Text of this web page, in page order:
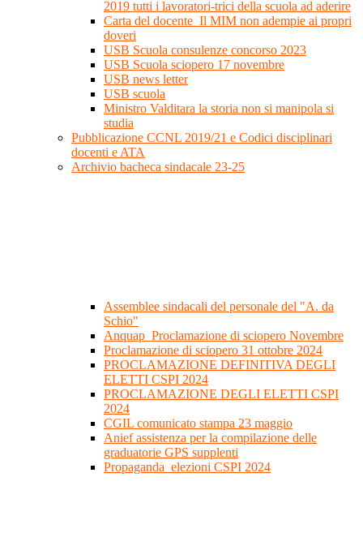
2019 tutti i lavoratori-trici della scuola ad aderire
Carta del docente_Il MIM non adempie ai propri
doveri
USB Scuola consulenze concorso 2023
USB Scuola sciopero 17 novembre
USB news letter
USB scuola
Ministro Valditara la storia non si manipola si
studia
Pubblicazione CCNL 2019/21 e Codici disciplinari
docenti e ATA
Archivio bacheca sindacale 23-25
Assemblee sindacali del personale del "A. da
Schio"
Anquap_Proclamazione di sciopero Novembre
Proclamazione di sciopero 31 ottobre 2024
PROCLAMAZIONE DEFINITIVA DEGLI
ELETTI CSPI 2024
PROCLAMAZIONE DEGLI ELETTI CSPI
2024
CGIL comunicato stampa 23 maggio
Anief assistenza per la compilazione delle
graduatorie GPS supplenti
Propaganda_elezioni CSPI 2024